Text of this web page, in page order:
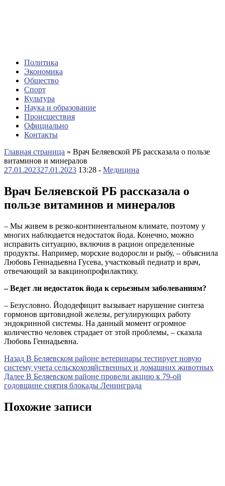
Политика
Экономика
Общество
Спорт
Культура
Наука и образование
Происшествия
Официально
Контакты
Главная страница » Врач Беляевской РБ рассказала о пользе
витаминов и минералов
27.01.202327.01.2023 13:28 - Медицина
Врач Беляевской РБ рассказала о
пользе витаминов и минералов
– Мы живем в резко-континентальном климате, поэтому у
многих наблюдается недостаток йода. Конечно, можно
исправить ситуацию, включив в рацион определенные
продукты. Например, морские водоросли и рыбу, – объяснила
Любовь Геннадьевна Гусева, участковый педиатр и врач,
отвечающий за вакцинопрофилактику.
– Ведет ли недостаток йода к серьезным заболеваниям?
– Безусловно. Йододефицит вызывает нарушение синтеза
гормонов щитовидной железы, регулирующих работу
эндокринной системы. На данный момент огромное
количество человек страдает от этой проблемы, – сказала
Любовь Геннадьевна.
Навигация
по
записям
Назад Предыдущая
запись
В Беляевском районе ветеринары тестирует новую
систему учета сельскохозяйственных и домашних животных
Далее Следующая
запись
В Беляевском районе провели акцию к 79-ой
годовщине снятия блокады Ленинграда
Похожие записи